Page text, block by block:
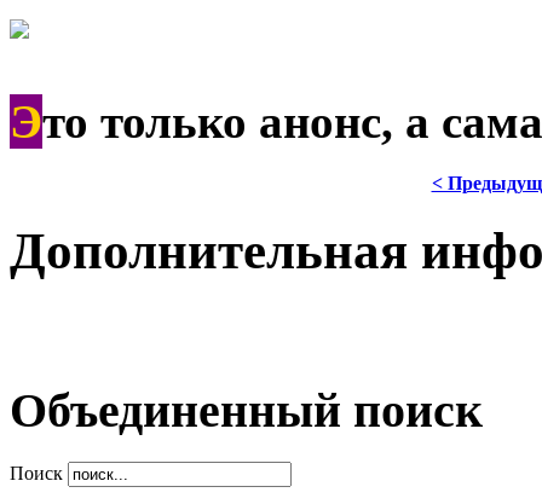
Это только анонс, а
<
Дополнительная
Объединенный поиск
Поиск